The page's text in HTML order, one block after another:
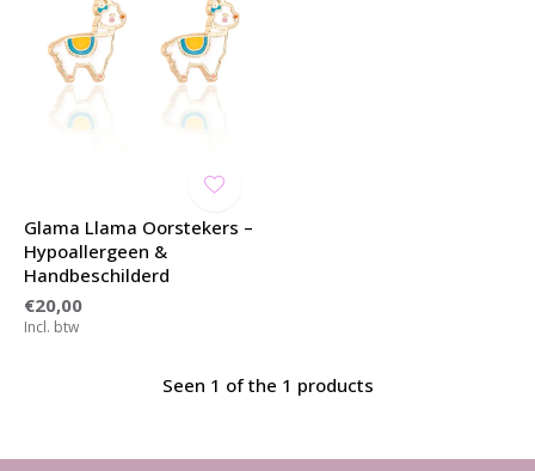
Glama Llama Oorstekers –
Hypoallergeen &
Handbeschilderd
€20,00
Incl. btw
Seen 1 of the 1 products